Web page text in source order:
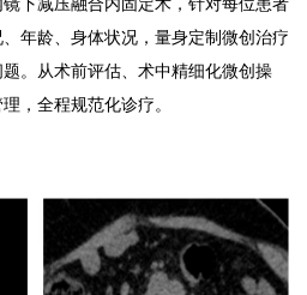
下减压融合内固定术，针对每位患者
年龄、身体状况，量身定制微创治疗
。从术前评估、术中精细化微创操
，全程规范化诊疗。